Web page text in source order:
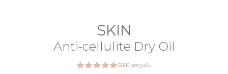
SKIN
Anti-cellulite Dry Oil
6936 отзиви